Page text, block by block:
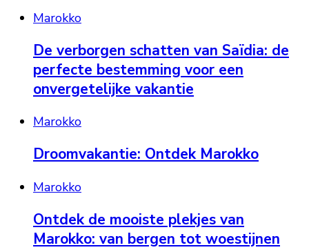
Marokko
De verborgen schatten van Saïdia: de
perfecte bestemming voor een
onvergetelijke vakantie
Marokko
Droomvakantie: Ontdek Marokko
Marokko
Ontdek de mooiste plekjes van
Marokko: van bergen tot woestijnen